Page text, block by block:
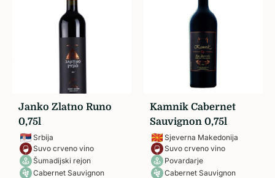
Janko Zlatno Runo
0,75l
Srbija
Suvo crveno vino
Šumadijski rejon
Cabernet Sauvignon
Kamnik Cabernet
Sauvignon 0,75l
Sjeverna Makedonija
Suvo crveno vino
Povardarje
Cabernet Sauvignon